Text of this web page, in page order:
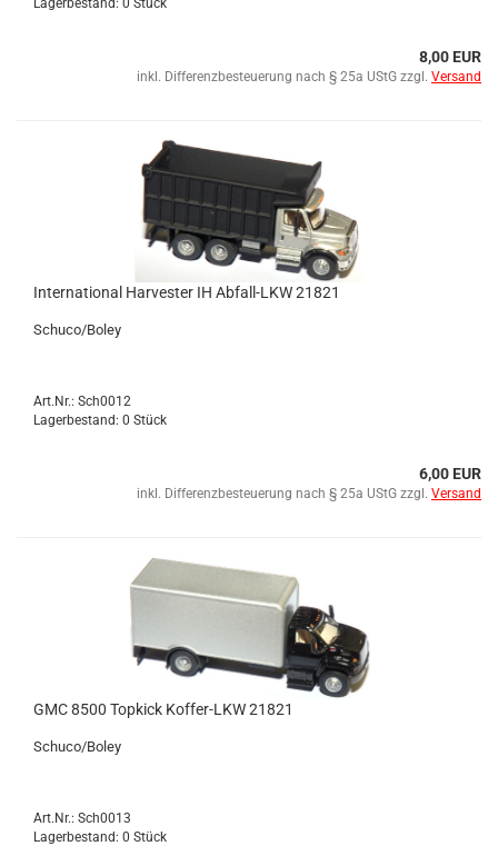
Lagerbestand: 0 Stück
8,00 EUR
inkl. Differenzbesteuerung nach § 25a UStG zzgl. Versand
In­ter­na­tio­nal Har­ves­ter IH Abfall-​​LKW 21821
Schu­co/Boley
Art.Nr.: Sch0012
Lagerbestand: 0 Stück
6,00 EUR
inkl. Differenzbesteuerung nach § 25a UStG zzgl. Versand
GMC 8500 Top­kick Koffer-​​LKW 21821
Schu­co/Boley
Art.Nr.: Sch0013
Lagerbestand: 0 Stück